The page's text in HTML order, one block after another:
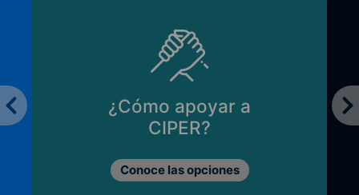
¿Cómo apoyar a
CIPER?
Conoce las opciones